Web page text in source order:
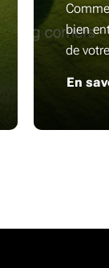
bien
de
En